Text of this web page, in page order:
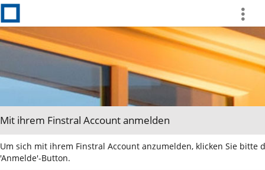
more
Mit ihrem Finstral Account anmelden
Um sich mit ihrem Finstral Account anzumelden, klicken Sie bitte
'Anmelde'-Button.